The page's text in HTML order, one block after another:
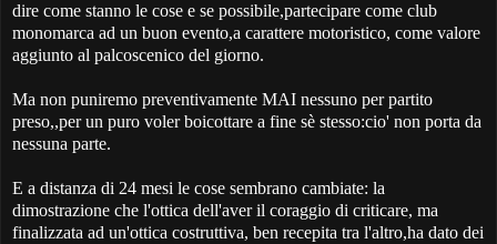
dire come stanno le cose e se possibile,partecipare come club
monomarca ad un buon evento,a carattere motoristico, come valore
aggiunto al palcoscenico del giorno.
Ma non puniremo preventivamente MAI nessuno per partito
preso,,per un puro voler boicottare a fine sè stesso:cio' non porta da
nessuna parte.
E a distanza di 24 mesi le cose sembrano cambiate: la
dimostrazione che l'ottica dell'aver il coraggio di criticare, ma
finalizzata ad un'ottica costruttiva, ben recepita tra l'altro,ha dato dei